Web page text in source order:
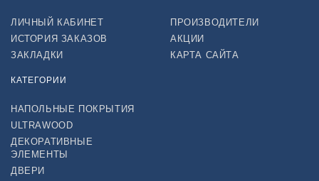
ЛИЧНЫЙ КАБИНЕТ
ИСТОРИЯ ЗАКАЗОВ
ЗАКЛАДКИ
ПРОИЗВОДИТЕЛИ
АКЦИИ
КАРТА САЙТА
КАТЕГОРИИ
НАПОЛЬНЫЕ ПОКРЫТИЯ
ULTRAWOOD
ДЕКОРАТИВНЫЕ
ЭЛЕМЕНТЫ
ДВЕРИ